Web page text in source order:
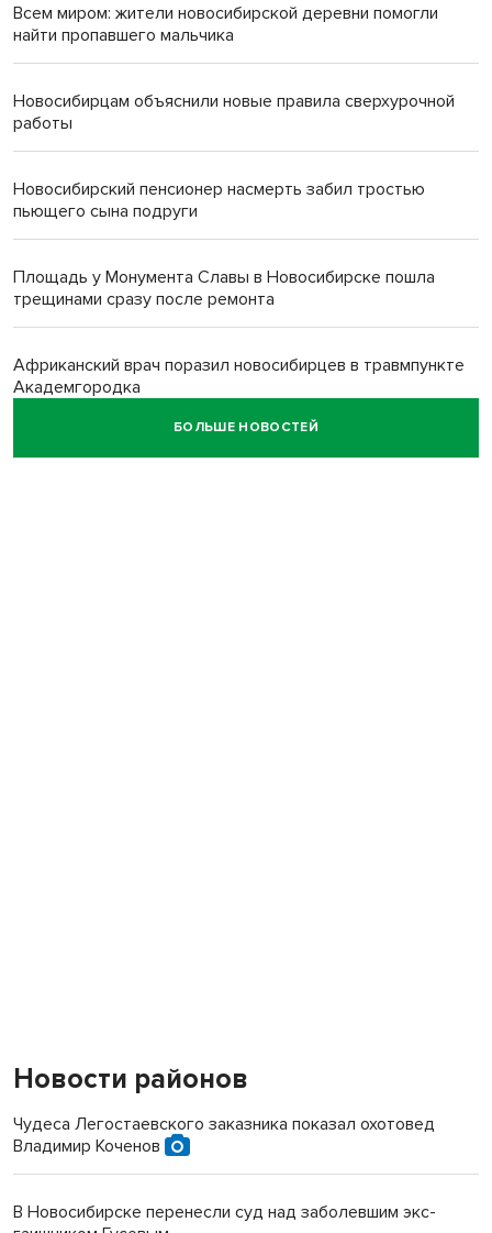
Всем миром: жители новосибирской деревни помогли
найти пропавшего мальчика
Новосибирцам объяснили новые правила сверхурочной
работы
Новосибирский пенсионер насмерть забил тростью
пьющего сына подруги
Площадь у Монумента Славы в Новосибирске пошла
трещинами сразу после ремонта
Африканский врач поразил новосибирцев в травмпункте
Академгородка
БОЛЬШЕ НОВОСТЕЙ
Новости районов
Чудеса Легостаевского заказника показал охотовед
Владимир Коченов
В Новосибирске перенесли суд над заболевшим экс-